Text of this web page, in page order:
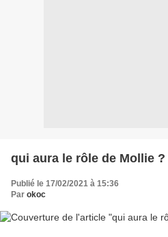
qui aura le rôle de Mollie ?
Publié le 17/02/2021 à 15:36
Par okoc